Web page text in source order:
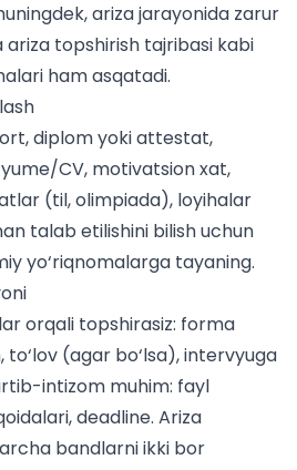
ariza jarayonida zarur
ariza topshirish tajribasi kabi
ham asqatadi.
diplom yoki attestat,
CV, motivatsion xat,
(til, olimpiada), loyihalar
talab etilishini bilish uchun
yo‘riqnomalarga tayaning.
orqali topshirasiz: forma
to‘lov (agar bo‘lsa), intervyuga
intizom muhim: fayl
deadline. Ariza
bandlarni ikki bor